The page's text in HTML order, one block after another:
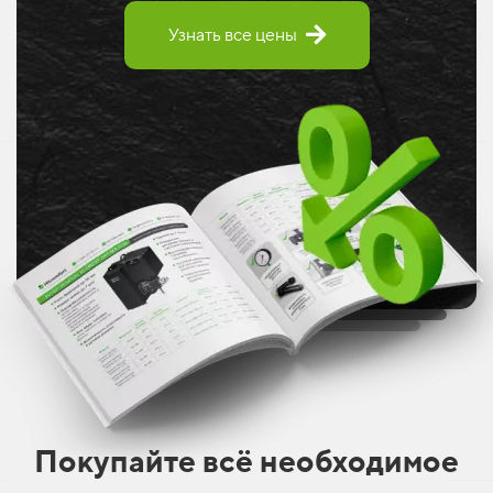
Узнать все цены
Покупайте всё необходимое